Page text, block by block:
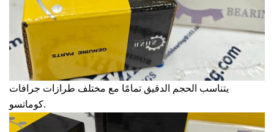
يتناسب الحجم الدقيق تمامًا مع مختلف طرازات جرافات
كوماتسو.